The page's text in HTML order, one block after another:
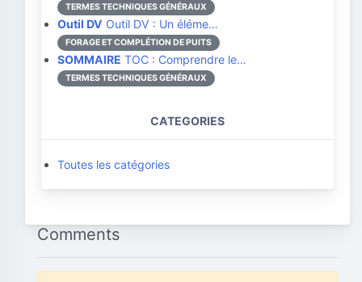
TERMES TECHNIQUES GÉNÉRAUX
Outil DV Outil DV : Un éléme…
FORAGE ET COMPLÉTION DE PUITS
SOMMAIRE TOC : Comprendre le…
TERMES TECHNIQUES GÉNÉRAUX
CATEGORIES
Toutes les catégories
Comments